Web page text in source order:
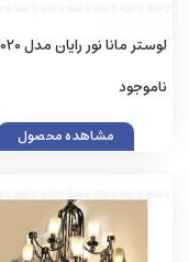
لوستر مانا نور رایان مدل 3020
ناموجود
مشاهده محصول